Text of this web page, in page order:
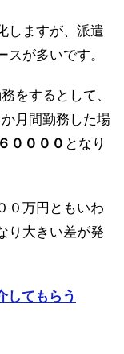
しますが、派遣
スが多いです。
をするとして、
月間勤務した場
００００ となり
０万円ともいわ
り大きい差が発
してもらう